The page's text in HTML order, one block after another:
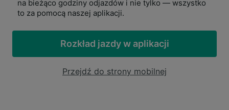
na bieżąco godziny odjazdów i nie tylko — wszystko
to za pomocą naszej aplikacji.
Rozkład jazdy w aplikacji
Przejdź do strony mobilnej